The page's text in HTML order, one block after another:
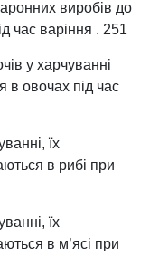
виробів до
час варіння . 251
у харчуванні
в овочах під час
їх
в рибі при
їх
в м’ясі при